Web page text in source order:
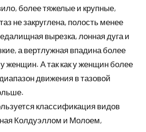
более тяжелые и крупные,
не закруглена, полость менее
вырезка, лонная дуга и
а вертлужная впадина более
женщин. А так как у женщин более
движения в тазовой
классификация видов
Колдуэллом и Молоем,